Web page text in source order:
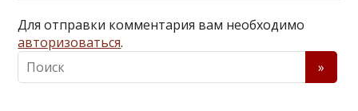
Для отправки комментария вам необходимо
авторизоваться.